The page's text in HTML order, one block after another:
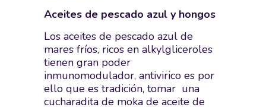
Aceites de pescado azul y hongos
Los aceites de pescado azul de
mares fríos, ricos en alkylgliceroles
tienen gran poder
inmunomodulador, antivirico es por
ello que es tradición, tomar una
cucharadita de moka de aceite de